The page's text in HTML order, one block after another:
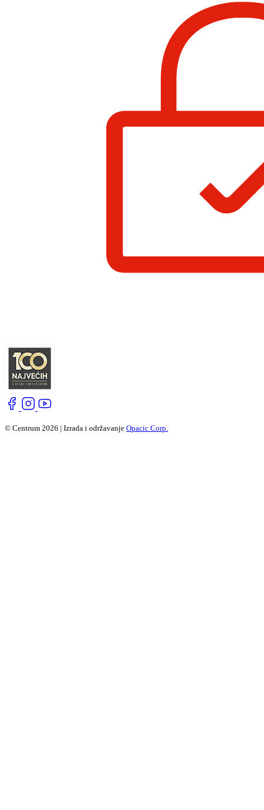
© Centrum 2026 | Izrada i održavanje Opacic Corp.